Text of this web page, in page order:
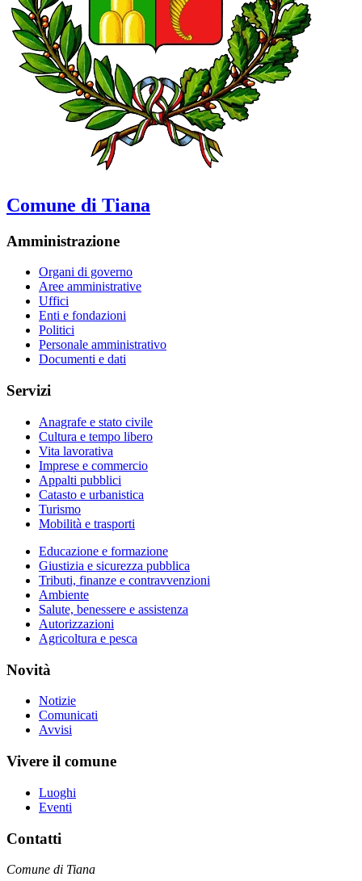
Comune di Tiana
Amministrazione
Organi di governo
Aree amministrative
Uffici
Enti e fondazioni
Politici
Personale amministrativo
Documenti e dati
Servizi
Anagrafe e stato civile
Cultura e tempo libero
Vita lavorativa
Imprese e commercio
Appalti pubblici
Catasto e urbanistica
Turismo
Mobilità e trasporti
Educazione e formazione
Giustizia e sicurezza pubblica
Tributi, finanze e contravvenzioni
Ambiente
Salute, benessere e assistenza
Autorizzazioni
Agricoltura e pesca
Novità
Notizie
Comunicati
Avvisi
Vivere il comune
Luoghi
Eventi
Contatti
Comune di Tiana